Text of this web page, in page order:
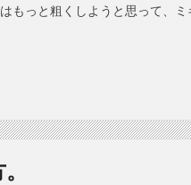
もっと粗くしようと思って、ミ